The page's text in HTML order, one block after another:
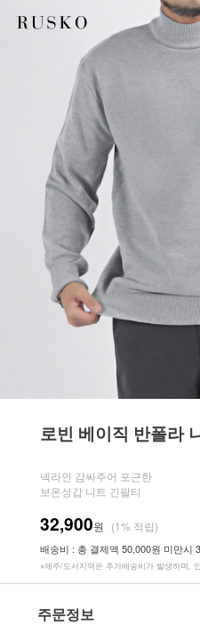
로빈 베이직 반폴라
넥라인 감싸주어 포근한
보온성갑 니트 긴팔티
32,900원 (1% 적립)
배송비 : 총 결제액 50,000원 미만시
※제주/도서지역은 추가배송비가 발생하며,
주문정보